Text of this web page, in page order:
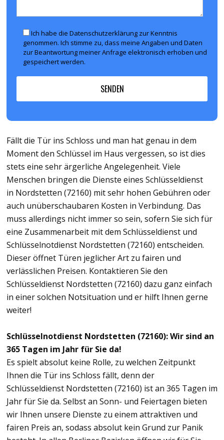
Ich habe die Datenschutzerklärung zur Kenntnis
genommen. Ich stimme zu, dass meine Angaben und Daten
zur Beantwortung meiner Anfrage elektronisch erhoben und
gespeichert werden.
Fällt die Tür ins Schloss und man hat genau in dem
Moment den Schlüssel im Haus vergessen, so ist dies
stets eine sehr ärgerliche Angelegenheit. Viele
Menschen bringen die Dienste eines Schlüsseldienst
in Nordstetten (72160) mit sehr hohen Gebühren oder
auch unüberschaubaren Kosten in Verbindung. Das
muss allerdings nicht immer so sein, sofern Sie sich für
eine Zusammenarbeit mit dem Schlüsseldienst und
Schlüsselnotdienst Nordstetten (72160) entscheiden.
Dieser öffnet Türen jeglicher Art zu fairen und
verlässlichen Preisen. Kontaktieren Sie den
Schlüsseldienst Nordstetten (72160) dazu ganz einfach
in einer solchen Notsituation und er hilft Ihnen gerne
weiter!
Schlüsselnotdienst Nordstetten (72160): Wir sind an
365 Tagen im Jahr für Sie da!
Es spielt absolut keine Rolle, zu welchen Zeitpunkt
Ihnen die Tür ins Schloss fällt, denn der
Schlüsseldienst Nordstetten (72160) ist an 365 Tagen im
Jahr für Sie da. Selbst an Sonn- und Feiertagen bieten
wir Ihnen unsere Dienste zu einem attraktiven und
fairen Preis an, sodass absolut kein Grund zur Panik